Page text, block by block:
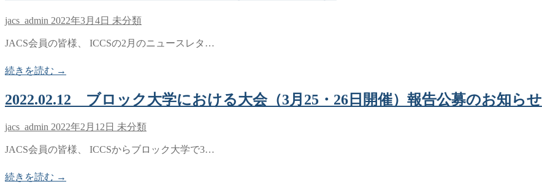
jacs_admin 2022年3月4日 未分類
JACS会員の皆様、 ICCSの2月のニュースレタ…
続きを読む →
2022.02.12 ブロック大学における大会（3月25・26日開催）報告公募のお知らせ
jacs_admin 2022年2月12日 未分類
JACS会員の皆様、 ICCSからブロック大学で3…
続きを読む →